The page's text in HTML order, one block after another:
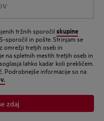
tržnih sporočil skupine
sporočil in pošte. Strinjam se
omrežji tretjih oseb in
na spletnih mestih tretjih oseb in
lahko kadar koli prekličem.
Podrobnejše informacije so na
zdaj